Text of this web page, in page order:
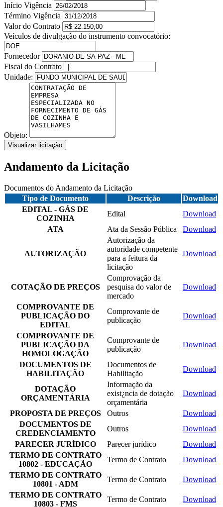
Início Vigência
Término Vigência
Valor do Contrato
Veículos de divulgação do instrumento convocatório:
Fornecedor
Fiscal do Contrato
Unidade:
Objeto:
Visualizar licitação
Andamento da Licitação
Documentos do Andamento da Licitação
Tipo de Documento
Descrição
Download
EDITAL - GÁS DE
COZINHA
Edital
Download
ATA
Ata da Sessão Pública Download
AUTORIZAÇÃO
Autorização da
autoridade competente
para a feitura da
licitação
Download
COTAÇÃO DE PREÇOS
Comprovação da
pesquisa do valor de
mercado
Download
COMPROVANTE DE
PUBLICAÇÃO DO
EDITAL
Comprovante de
publicação
Download
COMPROVANTE DE
PUBLICAÇÃO DA
HOMOLOGAÇÃO
Comprovante de
publicação
Download
DOCUMENTOS DE
HABILITAÇÃO
Documentos de
Habilitação
Download
DOTAÇÃO
ORÇAMENTÁRIA
Informação da
exist¿ncia de dotação
orçamentária
Download
PROPOSTA DE PREÇOS Outros
Download
DOCUMENTOS DE
CREDENCIAMENTO
Outros
Download
PARECER JURÍDICO
Parecer jurídico
Download
TERMO DE CONTRATO
10802 - EDUCAÇÃO
Termo de Contrato
Download
TERMO DE CONTRATO
10801 - ADM
Termo de Contrato
Download
TERMO DE CONTRATO
10803 - FMS
Termo de Contrato
Download